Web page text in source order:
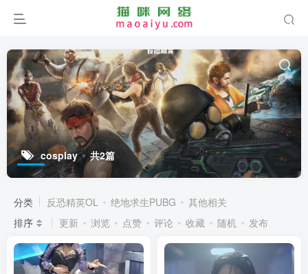
cosplay 共2篇
分类 反恐精英OL 绝地求生PUBG
其他相关
排序
更新 浏览 点赞 评论 收藏 随机 发布